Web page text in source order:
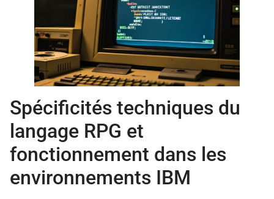
Spécificités techniques du
langage RPG et
fonctionnement dans les
environnements IBM